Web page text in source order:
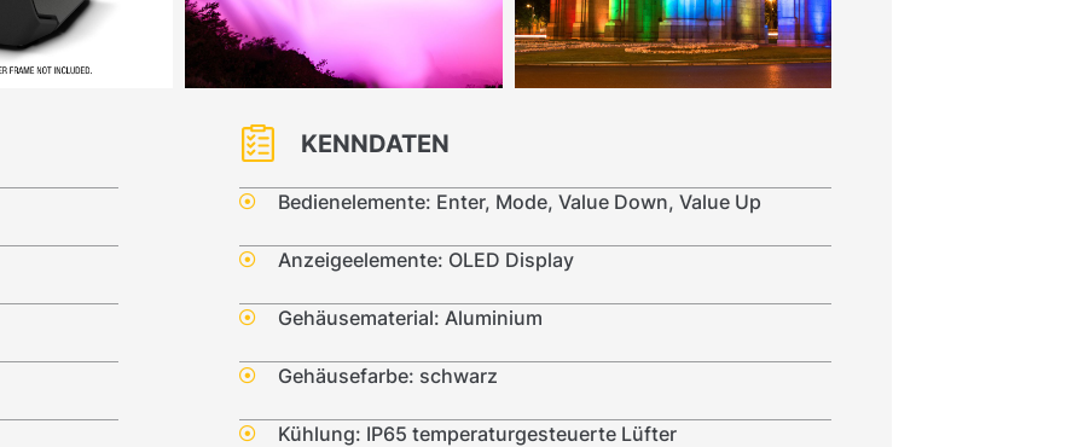
KENNDATEN
Bedienelemente: Enter, Mode, Value Down, Value Up
Anzeigeelemente: OLED Display
Gehäusematerial: Aluminium
Gehäusefarbe: schwarz
Kühlung: IP65 temperaturgesteuerte Lüfter